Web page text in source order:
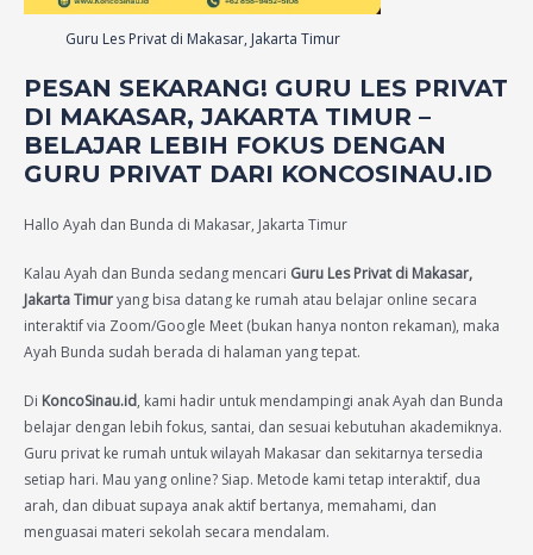
Guru Les Privat di Makasar, Jakarta Timur
PESAN SEKARANG! GURU LES PRIVAT
DI MAKASAR, JAKARTA TIMUR –
BELAJAR LEBIH FOKUS DENGAN
GURU PRIVAT DARI KONCOSINAU.ID
Hallo Ayah dan Bunda di Makasar, Jakarta Timur
Kalau Ayah dan Bunda sedang mencari Guru Les Privat di Makasar,
Jakarta Timuryang bisa datang ke rumah atau belajar online secara
interaktif via Zoom/Google Meet (bukan hanya nonton rekaman), maka
Ayah Bunda sudah berada di halaman yang tepat.
Di KoncoSinau.id, kami hadir untuk mendampingi anak Ayah dan Bunda
belajar dengan lebih fokus, santai, dan sesuai kebutuhan akademiknya.
Guru privat ke rumah untuk wilayah Makasar dan sekitarnya tersedia
setiap hari. Mau yang online? Siap. Metode kami tetap interaktif, dua
arah, dan dibuat supaya anak aktif bertanya, memahami, dan
menguasai materi sekolah secara mendalam.